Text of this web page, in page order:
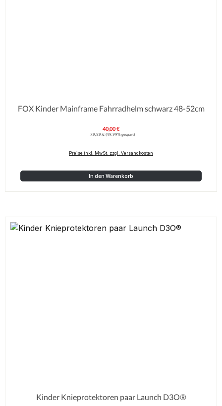
FOX Kinder Mainframe Fahrradhelm schwarz 48-52cm
Verkaufspreis:
40,00 €
Regulärer Preis:
79,99 € (49.99% gespart)
Preise inkl. MwSt. zzgl. Versandkosten
In den Warenkorb
Kinder Knieprotektoren paar Launch D3O®